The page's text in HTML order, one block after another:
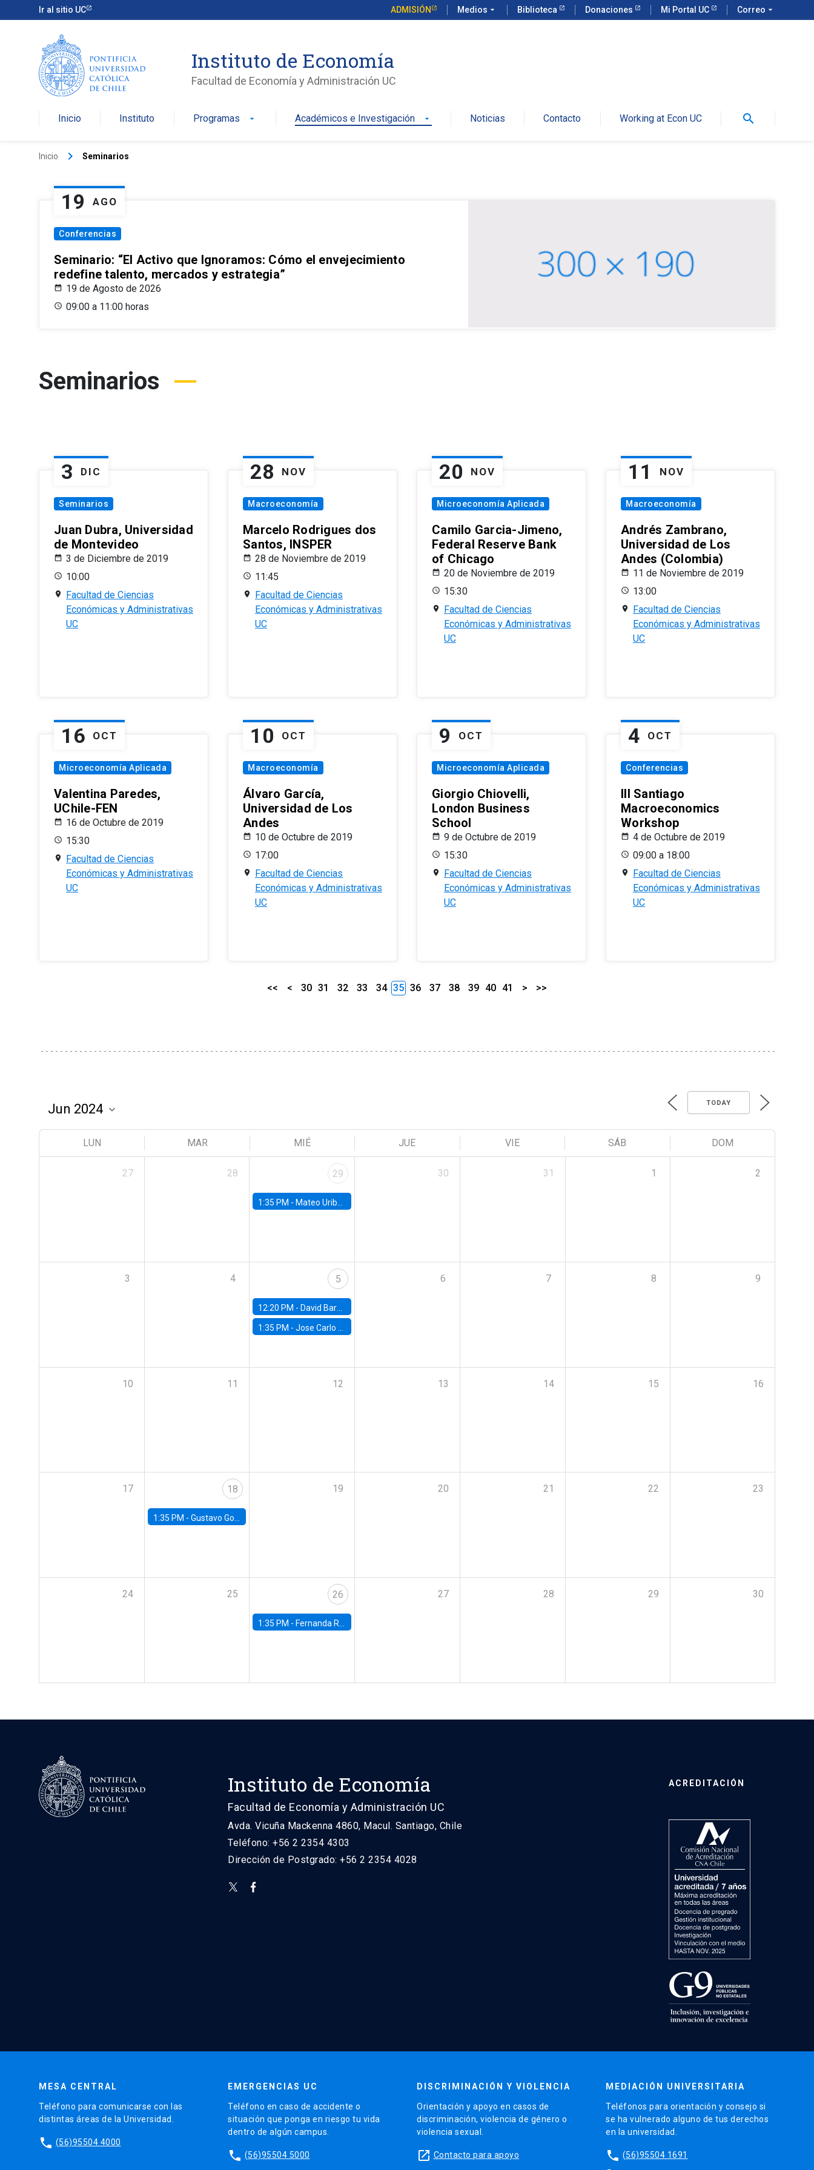
Ir al sitio UC ADMISIÓN Medios arrow_drop_down Biblioteca Donaciones Mi Portal UC Correo arrow_drop_down
Instituto de Economía
Facultad de Economía y Administración UC
Inicio Instituto Programas arrow_drop_down Académicos e Investigación arrow_drop_down Noticias Contacto Working at Econ UC search
Inicio keyboard_arrow_right Seminarios
19 AGO
Conferencias
Seminario: “El Activo que Ignoramos: Cómo el envejecimiento
redefine talento, mercados y estrategia”
19 de Agosto de 2026
09:00 a 11:00 horas
Seminarios
3 DIC
Seminarios
Juan Dubra, Universidad
de Montevideo
3 de Diciembre de 2019
10:00
Facultad de Ciencias
Económicas y Administrativas
UC
28 NOV
Macroeconomía
Marcelo Rodrigues dos
Santos, INSPER
28 de Noviembre de 2019
11:45
Facultad de Ciencias
Económicas y Administrativas
UC
20 NOV
Microeconomía Aplicada
Camilo Garcia-Jimeno,
Federal Reserve Bank
of Chicago
20 de Noviembre de 2019
15:30
Facultad de Ciencias
Económicas y Administrativas
UC
11 NOV
Macroeconomía
Andrés Zambrano,
Universidad de Los
Andes (Colombia)
11 de Noviembre de 2019
13:00
Facultad de Ciencias
Económicas y Administrativas
UC
16 OCT
Microeconomía Aplicada
Valentina Paredes,
UChile-FEN
16 de Octubre de 2019
15:30
Facultad de Ciencias
Económicas y Administrativas
UC
10 OCT
Macroeconomía
Álvaro García,
Universidad de Los
Andes
10 de Octubre de 2019
17:00
Facultad de Ciencias
Económicas y Administrativas
UC
9 OCT
Microeconomía Aplicada
Giorgio Chiovelli,
London Business
School
9 de Octubre de 2019
15:30
Facultad de Ciencias
Económicas y Administrativas
UC
4 OCT
Conferencias
III Santiago
Macroeconomics
Workshop
4 de Octubre de 2019
09:00 a 18:00
Facultad de Ciencias
Económicas y Administrativas
UC
<< < 30 31 32 33 34 35 36 37 38 39 40 41 > >>
TODAY
LUN MAR MIÉ JUE VIE SÁB DOM
27 28 29
1:35 PM - Mateo Uribe-Castro, Universidad de los Andes (Colombia)
30 31 1 2
3 4 5
12:20 PM - David Bardey, Universidad de los Andes - CEDE
1:35 PM -Jose Carlo Bermudez, UC (ME) & World Bank
6 7 8 9
10 11 12 13 14 15 16
17 18
1:35 PM - Gustavo González, Banco Central de Chile
19 20 21 22 23
24 25 26
1:35 PM - Fernanda Rojas Ampuero, University of Wisconsin-Madison
27 28 29 30
Instituto de Economía
Facultad de Economía y Administración UC
Avda. Vicuña Mackenna 4860, Macul. Santiago, Chile
Teléfono: +56 2 2354 4303
Dirección de Postgrado: +56 2 2354 4028
ACREDITACIÓN
MESA CENTRAL
Teléfono para comunicarse con las
distintas áreas de la Universidad.
phone (56)95504 4000
EMERGENCIAS UC
Teléfono en caso de accidente o
situación que ponga en riesgo tu vida
dentro de algún campus.
phone (56)95504 5000
DISCRIMINACIÓN Y VIOLENCIA
Orientación y apoyo en casos de
discriminación, violencia de género o
violencia sexual.
launch Contacto para apoyo
MEDIACIÓN UNIVERSITARIA
Teléfonos para orientación y consejo si
se ha vulnerado alguno de tus derechos
en la universidad.
phone (56)95504 1691